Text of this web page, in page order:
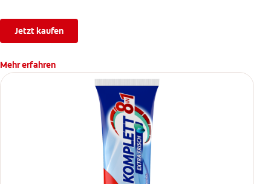
Jetzt kaufen
Mehr erfahren